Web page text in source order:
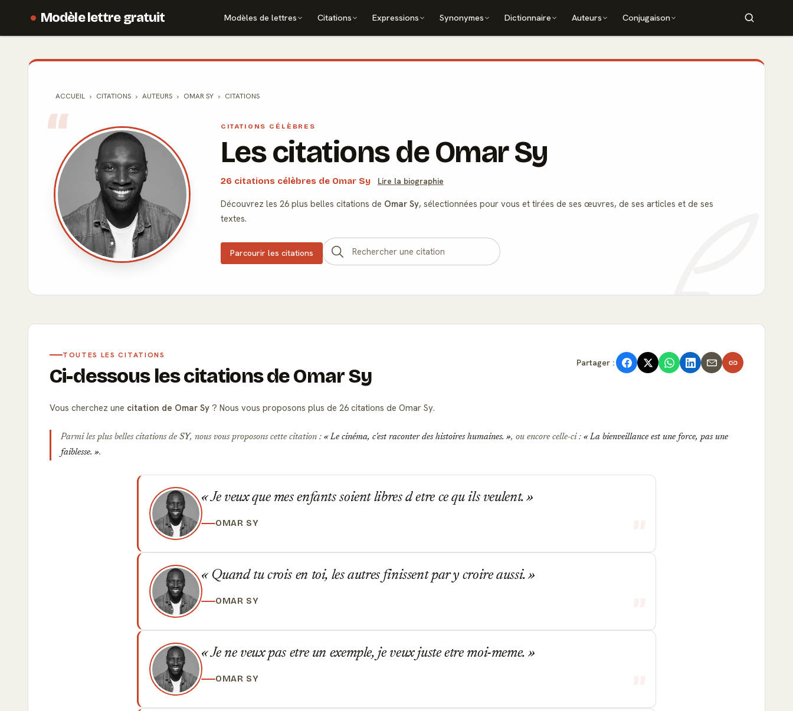
Modèle lettre gratuit Modèles de lettres Citations Expressions Synonymes Dictionnaire Auteurs Conjugaison
ACCUEIL CITATIONS AUTEURS OMAR SY CITATIONS
CITATIONS CÉLÈBRES
Les citations de Omar Sy
26 citations célèbres de Omar Sy Lire la biographie
Découvrez les 26 plus belles citations de Omar Sy, sélectionnées pour vous et tirées de ses œuvres, de ses articles et de ses
textes.
Parcourir les citations
TOUTES LES CITATIONS
Ci-dessous les citations de Omar Sy
Partager :
Vous cherchez une citation de Omar Sy ? Nous vous proposons plus de 26 citations de Omar Sy.
Parmi les plus belles citations de SY, nous vous proposons cette citation : Le cinéma, c'est raconter des histoires humaines. , ou encore celle-ci :
La bienveillance est une force, pas une
faiblesse.
.
Je veux que mes enfants soient libres d etre ce qu ils veulent.
OMAR SY
Quand tu crois en toi, les autres finissent par y croire aussi.
OMAR SY
Je ne veux pas etre un exemple, je veux juste etre moi-meme.
OMAR SY